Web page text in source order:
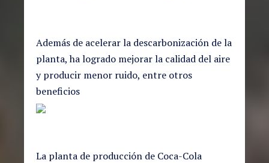
Además de acelerar la descarbonización de la
planta, ha logrado mejorar la calidad del aire
y producir menor ruido, entre otros
beneficios
La planta de producción de Coca-Cola